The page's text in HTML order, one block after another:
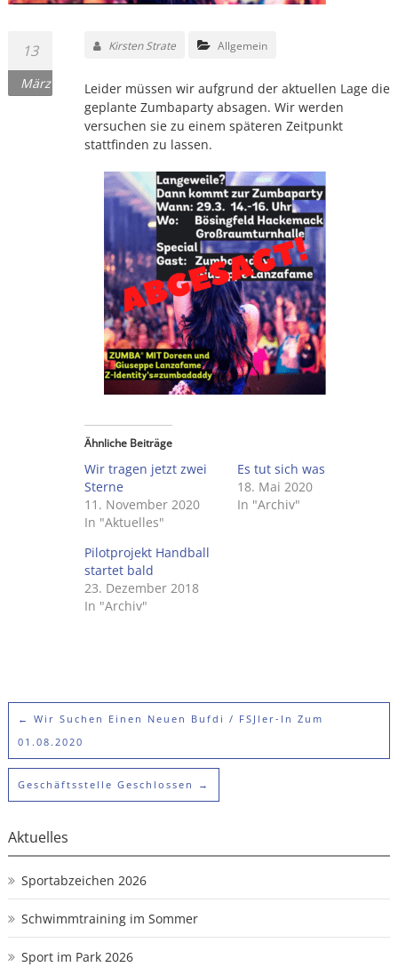
13
März
Kirsten Strate Allgemein
Leider müssen wir aufgrund der aktuellen Lage die
geplante Zumbaparty absagen. Wir werden
versuchen sie zu einem späteren Zeitpunkt
stattfinden zu lassen.
Ähnliche Beiträge
Wir tragen jetzt zwei
Sterne
11. November 2020
In "Aktuelles"
Es tut sich was
18. Mai 2020
In "Archiv"
Pilotprojekt Handball
startet bald
23. Dezember 2018
In "Archiv"
← Wir Suchen Einen Neuen Bufdi / FSJler-In Zum
01.08.2020
Geschäftsstelle Geschlossen →
Aktuelles
Sportabzeichen 2026
Schwimmtraining im Sommer
Sport im Park 2026